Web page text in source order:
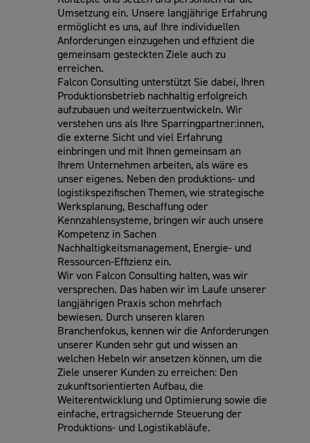
Umsetzung ein. Unsere langjährige Erfahrung
ermöglicht es uns, auf Ihre individuellen
Anforderungen einzugehen und effizient die
gemeinsam gesteckten Ziele auch zu
erreichen.
Falcon Consulting unterstützt Sie dabei, Ihren
Produktionsbetrieb nachhaltig erfolgreich
aufzubauen und weiterzuentwickeln. Wir
verstehen uns als Ihre Sparringpartner:innen,
die externe Sicht und viel Erfahrung
einbringen und mit Ihnen gemeinsam an
Ihrem Unternehmen arbeiten, als wäre es
unser eigenes. Neben den produktions- und
logistikspezifischen Themen, wie strategische
Werksplanung, Beschaffung oder
Kennzahlensysteme, bringen wir auch unsere
Kompetenz in Sachen
Nachhaltigkeitsmanagement, Energie- und
Ressourcen-Effizienz ein.
Wir von Falcon Consulting halten, was wir
versprechen. Das haben wir im Laufe unserer
langjährigen Praxis schon mehrfach
bewiesen. Durch unseren klaren
Branchenfokus, kennen wir die Anforderungen
unserer Kunden sehr gut und wissen an
welchen Hebeln wir ansetzen können, um die
Ziele unserer Kunden zu erreichen: Den
zukunftsorientierten Aufbau, die
Weiterentwicklung und Optimierung sowie die
einfache, ertragsichernde Steuerung der
Produktions- und Logistikabläufe.